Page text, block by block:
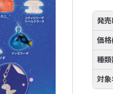
発
価
種
対